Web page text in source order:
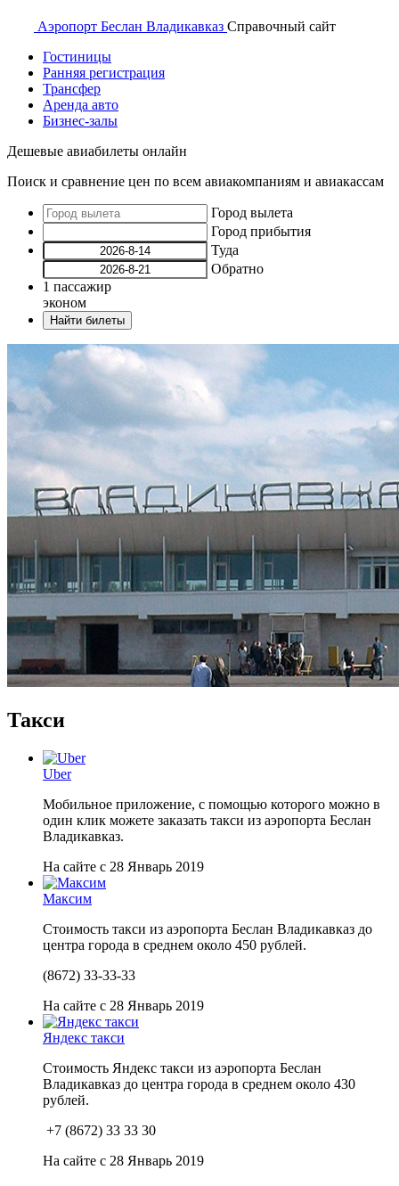
Аэропорт Беслан Владикавказ Справочный сайт
Гостиницы
Ранняя регистрация
Трансфер
Аренда авто
Бизнес-залы
Дешевые авиабилеты онлайн
Поиск и сравнение цен по всем авиакомпаниям и авиакассам
Город вылета
Город прибытия
Туда
Обратно
1 пассажир
эконом
Найти билеты
Такси
Uber
Мобильное приложение, с помощью которого можно в
один клик можете заказать такси из аэропорта Беслан
Владикавказ.
На сайте с 28 Январь 2019
Максим
Стоимость такси из аэропорта Беслан Владикавказ до
центра города в среднем около 450 рублей.
(8672) 33-33-33
На сайте с 28 Январь 2019
Яндекс такси
Стоимость Яндекс такси из аэропорта Беслан
Владикавказ до центра города в среднем около 430
рублей.
+7 (8672) 33 33 30
На сайте с 28 Январь 2019